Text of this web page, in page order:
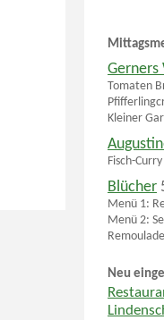
Gerners
Tomaten
Kleiner
Fisch-
Blücher
Menü 1:
Menü 2:
Neu